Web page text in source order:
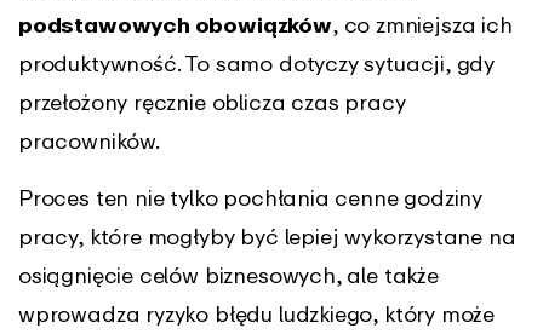
podstawowych obowiązków, co zmniejsza ich
produktywność. To samo dotyczy sytuacji, gdy
przełożony ręcznie oblicza czas pracy
pracowników.
Proces ten nie tylko pochłania cenne godziny
pracy, które mogłyby być lepiej wykorzystane na
osiągnięcie celów biznesowych, ale także
wprowadza ryzyko błędu ludzkiego, który może